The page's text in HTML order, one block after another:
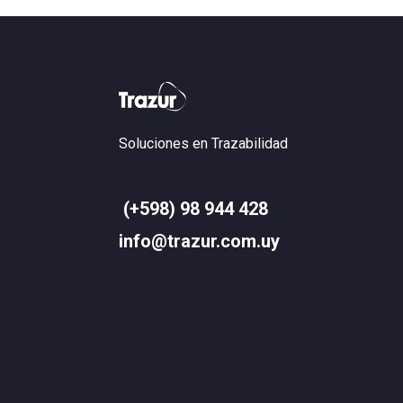
Soluciones en Trazabilidad
(+598) 98 944 428
info@trazur.com.uy